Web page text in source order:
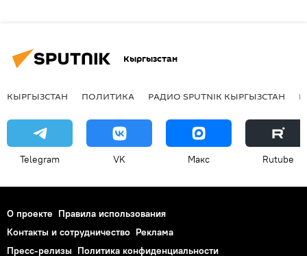
Кыргызстан
КЫРГЫЗСТАН ПОЛИТИКА РАДИО SPUTNIK КЫРГЫЗСТАН
Telegram VK Макс Rutube
О проекте Правила использования
Контакты и сотрудничество Реклама
Пресс-релизы Политика конфиденциальности